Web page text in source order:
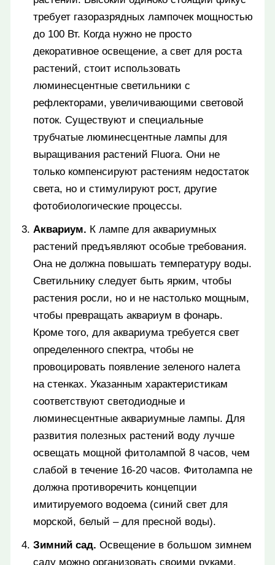
требует газоразрядных лампочек мощностью
до 100 Вт. Когда нужно не просто
декоративное освещение, а свет для роста
растений, стоит использовать
люминесцентные светильники с
рефлекторами, увеличивающими световой
поток. Существуют и специальные
трубчатые люминесцентные лампы для
выращивания растений Fluora. Они не
только компенсируют растениям недостаток
света, но и стимулируют рост, другие
фотобиологические процессы.
Аквариум. К лампе для аквариумных
растений предъявляют особые требования.
Она не должна повышать температуру воды.
Светильнику следует быть ярким, чтобы
растения росли, но и не настолько мощным,
чтобы превращать аквариум в фонарь.
Кроме того, для аквариума требуется свет
определенного спектра, чтобы не
провоцировать появление зеленого налета
на стенках. Указанным характеристикам
соответствуют светодиодные и
люминесцентные аквариумные лампы. Для
развития полезных растений воду лучше
освещать мощной фитолампой 8 часов, чем
слабой в течение 16-20 часов. Фитолампа не
должна противоречить концепции
имитируемого водоема (синий свет для
морской, белый – для пресной воды).
Зимний сад. Освещение в большом зимнем
саду можно организовать своими руками.